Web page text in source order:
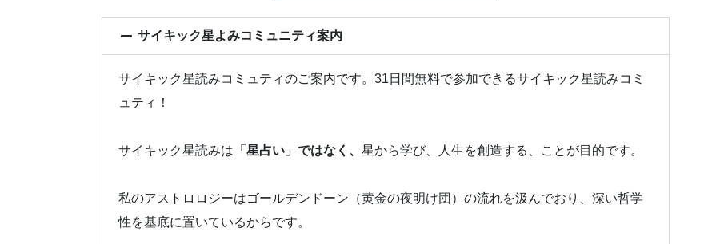
サイキック星よみコミュニティ案内
サイキック星読みコミュティのご案内です。31日間無料で参加できるサイキック星読みコミ
ュティ！
サイキック星読みは 「星占い」ではなく、 星から学び、人生を創造する、ことが目的です。
私のアストロロジーはゴールデンドーン（黄金の夜明け団）の流れを汲んでおり、深い哲学
性を基底に置いているからです。